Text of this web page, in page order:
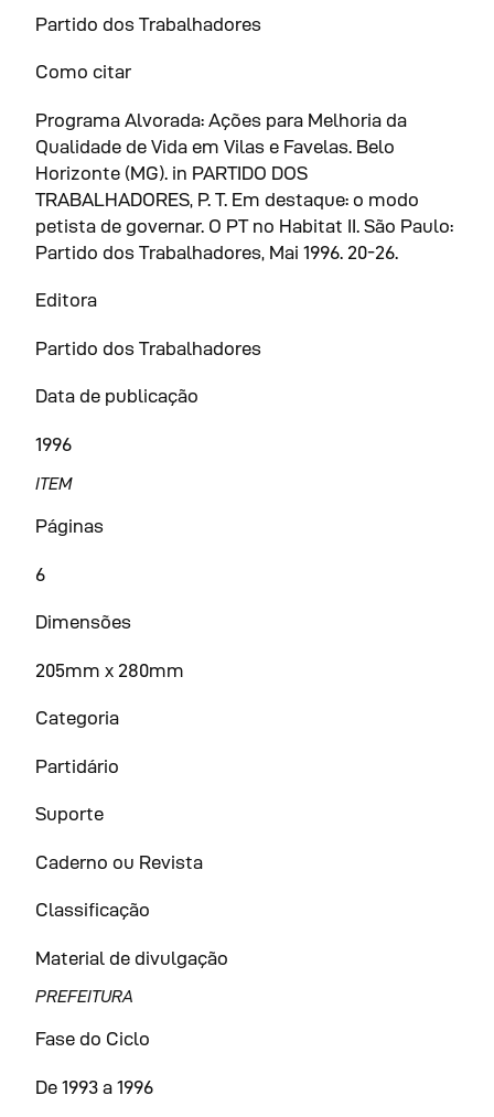
Partido dos Trabalhadores
Como citar
Programa Alvorada: Ações para Melhoria da
Qualidade de Vida em Vilas e Favelas. Belo
Horizonte (MG). in PARTIDO DOS
TRABALHADORES, P. T. Em destaque: o modo
petista de governar. O PT no Habitat II. São Paulo:
Partido dos Trabalhadores, Mai 1996. 20-26.
Editora
Partido dos Trabalhadores
Data de publicação
1996
ITEM
Páginas
6
Dimensões
205mm x 280mm
Categoria
Partidário
Suporte
Caderno ou Revista
Classificação
Material de divulgação
PREFEITURA
Fase do Ciclo
De 1993 a 1996